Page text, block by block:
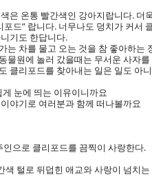
은 온통 빨간색인 강아지랍니다. 더
드” 랍니다. 너무나도 덩치가 커서
기도 한답니다.
는 차를 물고 오는 것을 참 좋아하는
물원에 놀러 갔을때는 무서운 사자
클리포드를 찾아내는 일은 일도 아
눈에 띄는 이유이니까요
야기로 여러분과 함께 떠나볼까요
으로 클리포드를 끔찍이 사랑한다.
털로 뒤덥힌 애교와 사랑이 넘치